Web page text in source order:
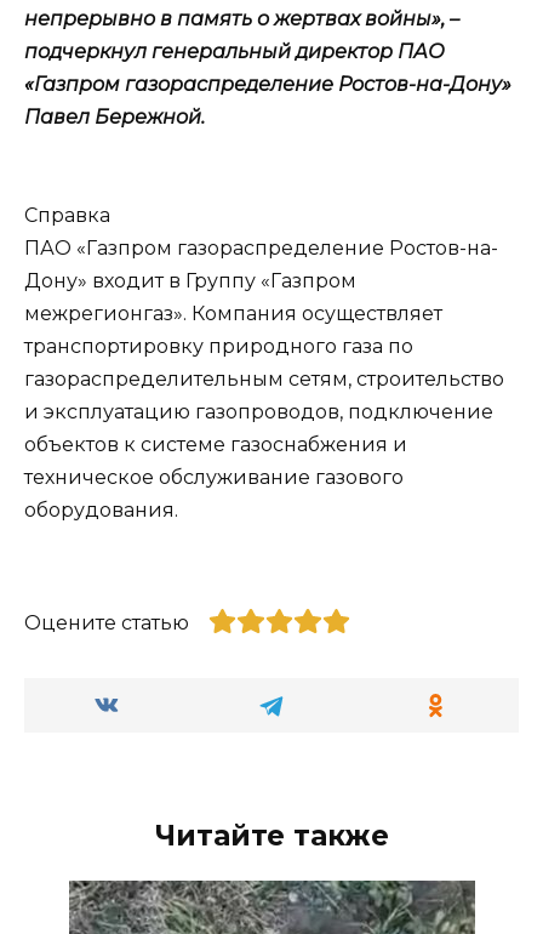
непрерывно в память о жертвах войны», –
подчеркнул генеральный директор ПАО
«Газпром газораспределение Ростов-на-Дону»
Павел Бережной.
Справка
ПАО «Газпром газораспределение Ростов-на-
Дону» входит в Группу «Газпром
межрегионгаз». Компания осуществляет
транспортировку природного газа по
газораспределительным сетям, строительство
и эксплуатацию газопроводов, подключение
объектов к системе газоснабжения и
техническое обслуживание газового
оборудования.
Оцените статью
Читайте также